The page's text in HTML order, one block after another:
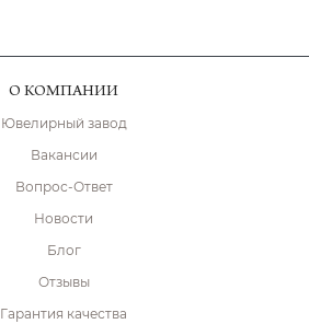
О КОМПАНИИ
Ювелирный завод
Вакансии
Вопрос-Ответ
Новости
Блог
Отзывы
Гарантия качества